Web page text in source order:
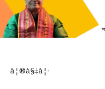
à¦®à§‡à¦·